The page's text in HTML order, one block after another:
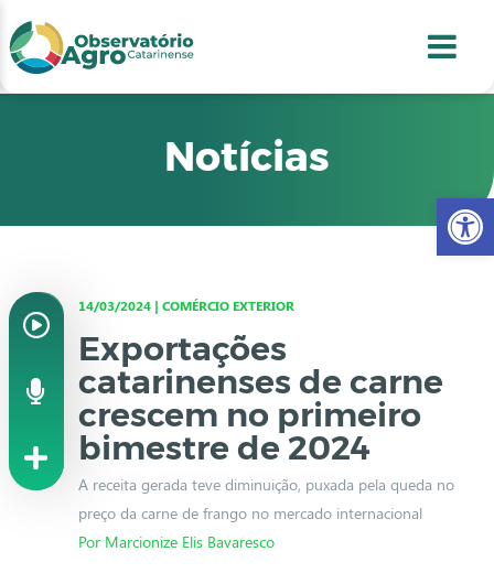
2
3
4
Notícias
14/03/2024 | COMÉRCIO EXTERIOR
Exportações
catarinenses de carne
crescem no primeiro
bimestre de 2024
A receita gerada teve diminuição, puxada pela queda no
preço da carne de frango no mercado internacional
Por Marcionize Elis Bavaresco